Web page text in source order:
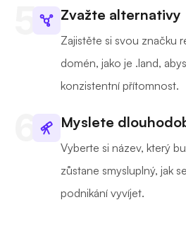
Zvažte alternativy
Zajistěte si svou značku
domén, jako je .land,
konzistentní přítomnost.
Myslete
Vyberte si název, který
zůstane smysluplný, jak
podnikání vyvíjet.